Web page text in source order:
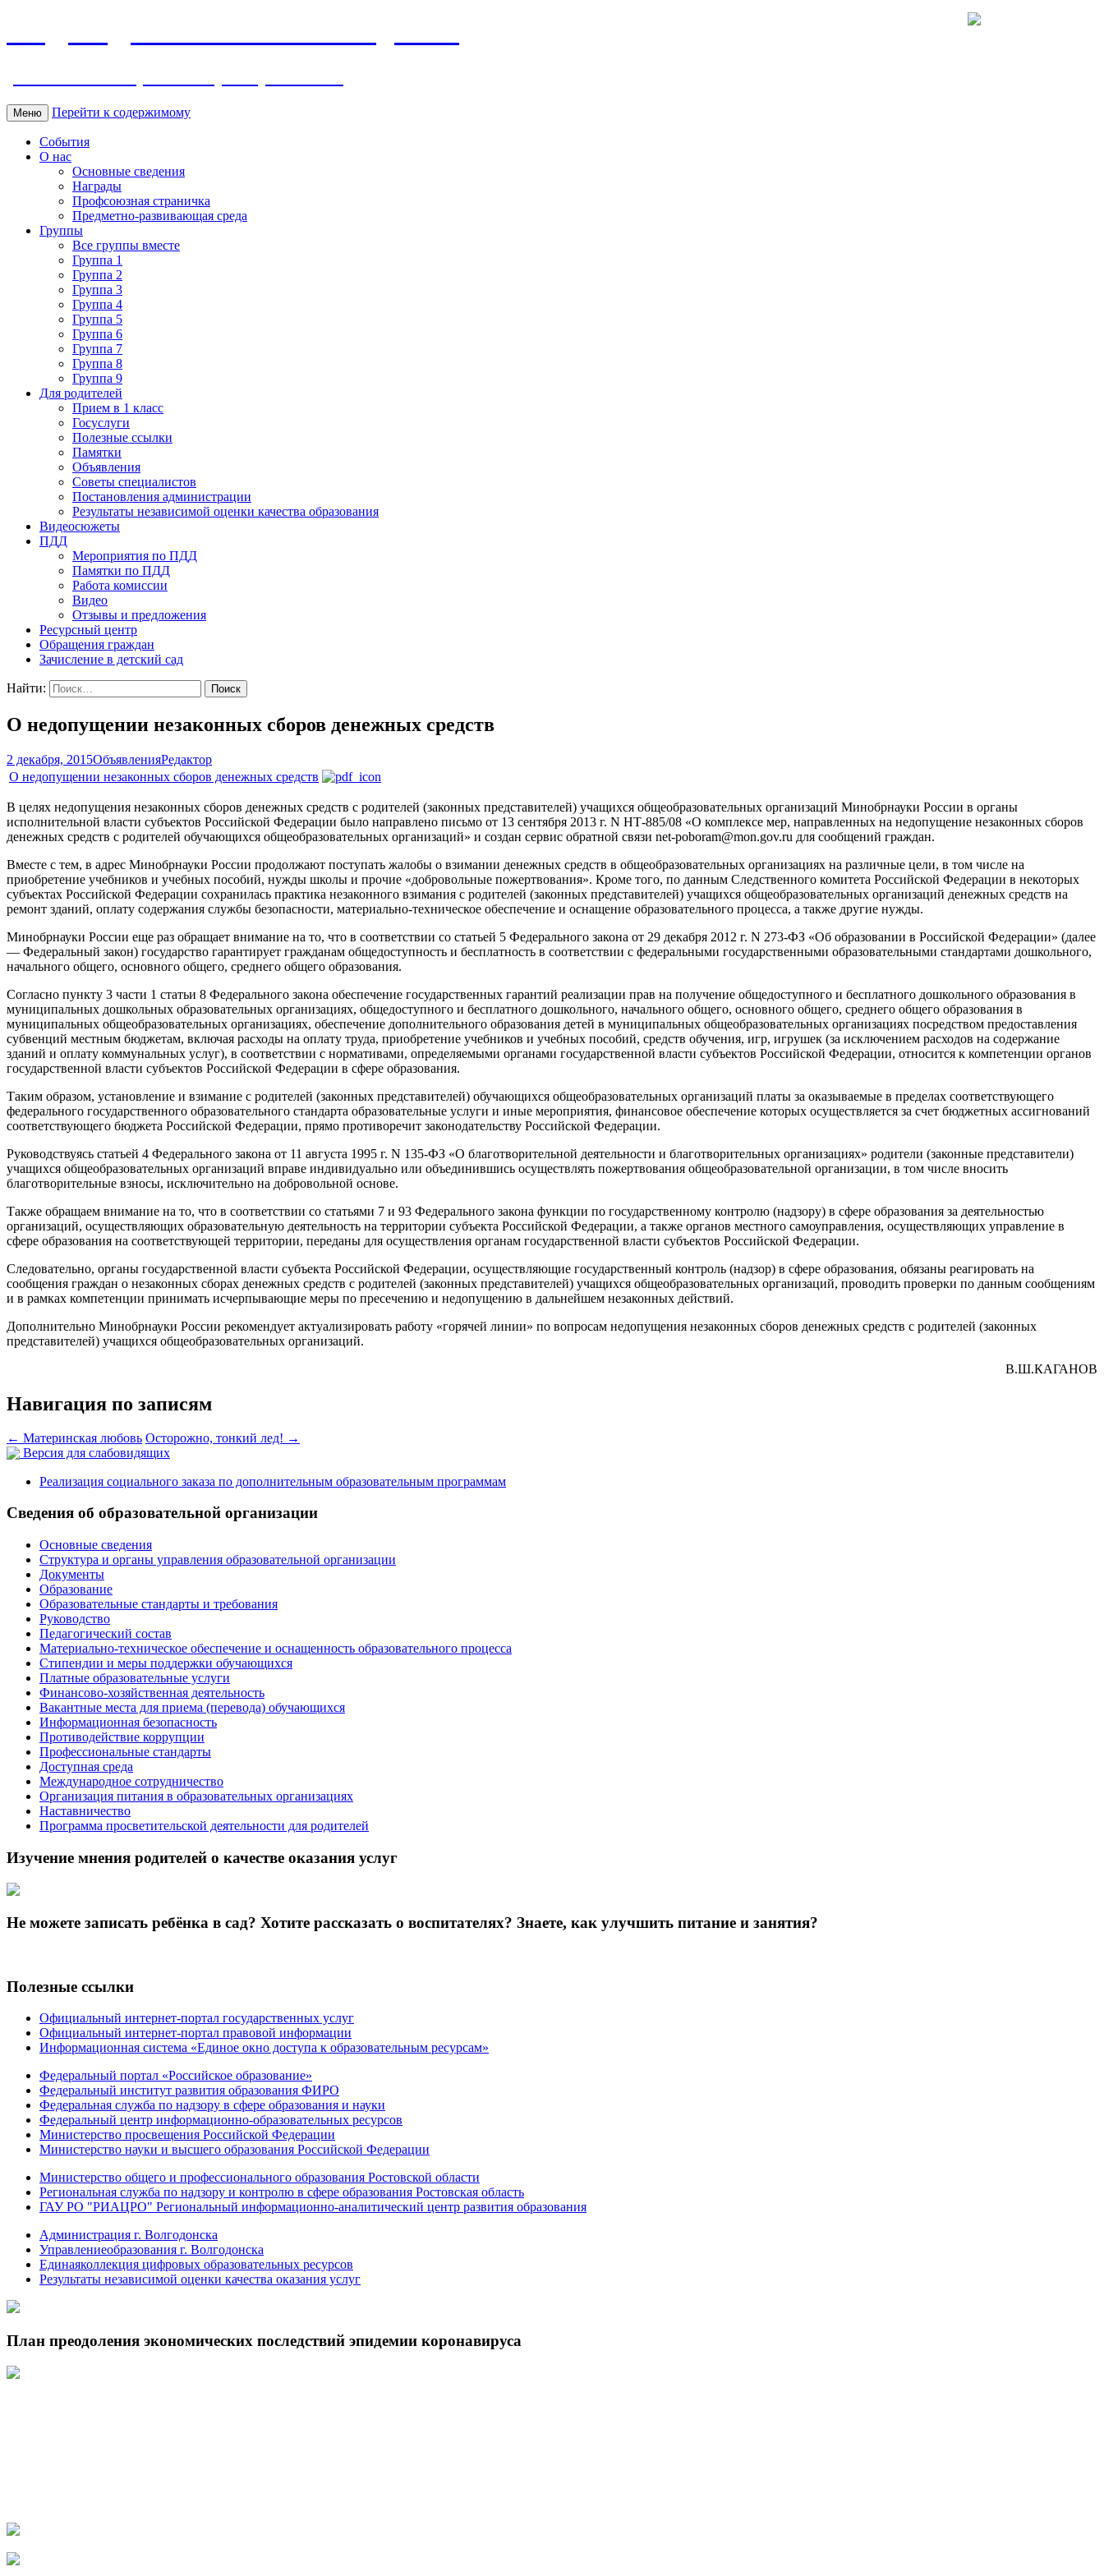
Меню Перейти к содержимому
События
О нас
Основные сведения
Награды
Профсоюзная страничка
Предметно-развивающая среда
Группы
Все группы вместе
Группа 1
Группа 2
Группа 3
Группа 4
Группа 5
Группа 6
Группа 7
Группа 8
Группа 9
Для родителей
Прием в 1 класс
Госуслуги
Полезные ссылки
Памятки
Объявления
Советы специалистов
Постановления администрации
Результаты независимой оценки качества образования
Видеосюжеты
ПДД
Мероприятия по ПДД
Памятки по ПДД
Работа комиссии
Видео
Отзывы и предложения
Ресурсный центр
Обращения граждан
Зачисление в детский сад
Найти:
О недопущении незаконных сборов денежных средств
2 декабря, 2015ОбъявленияРедактор
О недопущении незаконных сборов денежных средств
В целях недопущения незаконных сборов денежных средств с родителей (законных представителей) учащихся общеобразовательных организаций Минобрнауки России в органы
исполнительной власти субъектов Российской Федерации было направлено письмо от 13 сентября 2013 г. N НТ-885/08 «О комплексе мер, направленных на недопущение незаконных сборов
денежных средств с родителей обучающихся общеобразовательных организаций» и создан сервис обратной связи net-poboram@mon.gov.ru для сообщений граждан.
Вместе с тем, в адрес Минобрнауки России продолжают поступать жалобы о взимании денежных средств в общеобразовательных организациях на различные цели, в том числе на
приобретение учебников и учебных пособий, нужды школы и прочие «добровольные пожертвования». Кроме того, по данным Следственного комитета Российской Федерации в некоторых
субъектах Российской Федерации сохранилась практика незаконного взимания с родителей (законных представителей) учащихся общеобразовательных организаций денежных средств на
ремонт зданий, оплату содержания службы безопасности, материально-техническое обеспечение и оснащение образовательного процесса, а также другие нужды.
Минобрнауки России еще раз обращает внимание на то, что в соответствии со статьей 5 Федерального закона от 29 декабря 2012 г. N 273-ФЗ «Об образовании в Российской Федерации» (далее
— Федеральный закон) государство гарантирует гражданам общедоступность и бесплатность в соответствии с федеральными государственными образовательными стандартами дошкольного,
начального общего, основного общего, среднего общего образования.
Согласно пункту 3 части 1 статьи 8 Федерального закона обеспечение государственных гарантий реализации прав на получение общедоступного и бесплатного дошкольного образования в
муниципальных дошкольных образовательных организациях, общедоступного и бесплатного дошкольного, начального общего, основного общего, среднего общего образования в
муниципальных общеобразовательных организациях, обеспечение дополнительного образования детей в муниципальных общеобразовательных организациях посредством предоставления
субвенций местным бюджетам, включая расходы на оплату труда, приобретение учебников и учебных пособий, средств обучения, игр, игрушек (за исключением расходов на содержание
зданий и оплату коммунальных услуг), в соответствии с нормативами, определяемыми органами государственной власти субъектов Российской Федерации, относится к компетенции органов
государственной власти субъектов Российской Федерации в сфере образования.
Таким образом, установление и взимание с родителей (законных представителей) обучающихся общеобразовательных организаций платы за оказываемые в пределах соответствующего
федерального государственного образовательного стандарта образовательные услуги и иные мероприятия, финансовое обеспечение которых осуществляется за счет бюджетных ассигнований
соответствующего бюджета Российской Федерации, прямо противоречит законодательству Российской Федерации.
Руководствуясь статьей 4 Федерального закона от 11 августа 1995 г. N 135-ФЗ «О благотворительной деятельности и благотворительных организациях» родители (законные представители)
учащихся общеобразовательных организаций вправе индивидуально или объединившись осуществлять пожертвования общеобразовательной организации, в том числе вносить
благотворительные взносы, исключительно на добровольной основе.
Также обращаем внимание на то, что в соответствии со статьями 7 и 93 Федерального закона функции по государственному контролю (надзору) в сфере образования за деятельностью
организаций, осуществляющих образовательную деятельность на территории субъекта Российской Федерации, а также органов местного самоуправления, осуществляющих управление в
сфере образования на соответствующей территории, переданы для осуществления органам государственной власти субъектов Российской Федерации.
Следовательно, органы государственной власти субъекта Российской Федерации, осуществляющие государственный контроль (надзор) в сфере образования, обязаны реагировать на
сообщения граждан о незаконных сборах денежных средств с родителей (законных представителей) учащихся общеобразовательных организаций, проводить проверки по данным сообщениям
и в рамках компетенции принимать исчерпывающие меры по пресечению и недопущению в дальнейшем незаконных действий.
Дополнительно Минобрнауки России рекомендует актуализировать работу «горячей линии» по вопросам недопущения незаконных сборов денежных средств с родителей (законных
представителей) учащихся общеобразовательных организаций.
В.Ш.КАГАНОВ
Навигация по записям
← Материнская любовь Осторожно, тонкий лед! →
Версия для слабовидящих
Реализация социального заказа по дополнительным образовательным программам
Сведения об образовательной организации
Основные сведения
Структура и органы управления образовательной организации
Документы
Образование
Образовательные стандарты и требования
Руководство
Педагогический состав
Материально-техническое обеспечение и оснащенность образовательного процесса
Стипендии и меры поддержки обучающихся
Платные образовательные услуги
Финансово-хозяйственная деятельность
Вакантные места для приема (перевода) обучающихся
Информационная безопасность
Противодействие коррупции
Профессиональные стандарты
Доступная среда
Международное сотрудничество
Организация питания в образовательных организациях
Наставничество
Программа просветительской деятельности для родителей
Изучение мнения родителей о качестве оказания услуг
Не можете записать ребёнка в сад? Хотите рассказать о воспитателях? Знаете, как улучшить питание и занятия?
Полезные ссылки
Официальный интернет-портал государственных услуг
Официальный интернет-портал правовой информации
Информационная система «Единое окно доступа к образовательным ресурсам»
Федеральный портал «Российское образование»
Федеральный институт развития образования ФИРО
Федеральная служба по надзору в сфере образования и науки
Федеральный центр информационно-образовательных ресурсов
Министерство просвещения Российской Федерации
Министерство науки и высшего образования Российской Федерации
Министерство общего и профессионального образования Ростовской области
Региональная служба по надзору и контролю в сфере образования Ростовская область
ГАУ РО "РИАЦРО" Региональный информационно-аналитический центр развития образования
Администрация г. Волгодонска
Управлениеобразования г. Волгодонска
Единаяколлекция цифровых образовательных ресурсов
Результаты независимой оценки качества оказания услуг
План преодоления экономических последствий эпидемии коронавируса